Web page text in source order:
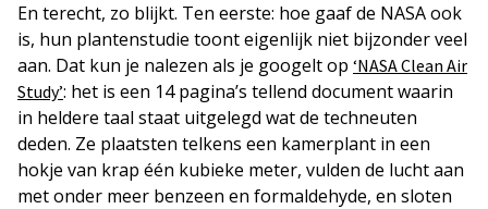
En terecht, zo blijkt. Ten eerste: hoe gaaf de NASA ook
is, hun plantenstudie toont eigenlijk niet bijzonder veel
aan. Dat kun je nalezen als je googelt op ‘NASA Clean Air
Study’: het is een 14 pagina’s tellend document waarin
in heldere taal staat uitgelegd wat de techneuten
deden. Ze plaatsten telkens een kamerplant in een
hokje van krap één kubieke meter, vulden de lucht aan
met onder meer benzeen en formaldehyde, en sloten